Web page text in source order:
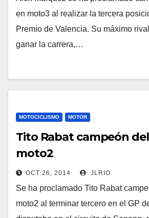
en moto3 al realizar la tercera
Premio de Valencia. Su máximo
ganar la carrera,…
MOTOCICLISMO MOTOR
Tito Rabat campeón
moto2
OCT 26, 2014 JLRIO
Se ha proclamado Tito Rabat
moto2 al terminar tercero en el GP